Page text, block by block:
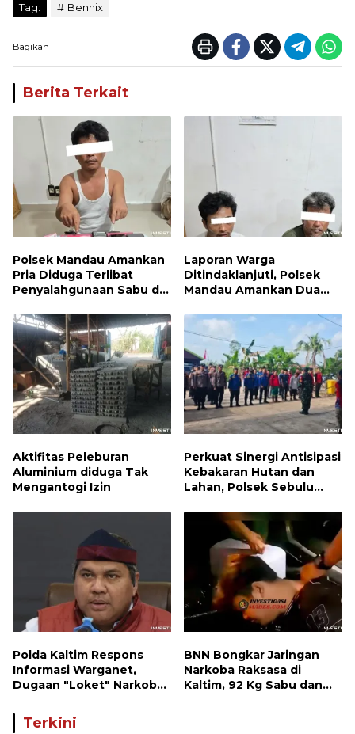
Tag: Bennix
Bagikan
Berita Terkait
Polsek Mandau Amankan
Pria Diduga Terlibat
Penyalahgunaan Sabu di
Laporan Warga
Ditindaklanjuti, Polsek
Mandau Amankan Dua
Paket Sabu
Aktifitas Peleburan
Aluminium diduga Tak
Mengantogi Izin
Perkuat Sinergi Antisipasi
Kebakaran Hutan dan
Lahan, Polsek Sebulu
Kesiapsiagaan Karhutla
Polda Kaltim Respons
Informasi Warganet,
Dugaan "Loket" Narkoba
Perhatian
BNN Bongkar Jaringan
Narkoba Raksasa di
Kaltim, 92 Kg Sabu dan
Terkini